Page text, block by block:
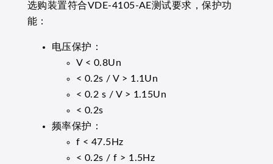
选购装置符合VDE-4105-AE测试要求，保护功
能：
电压保护：
V < 0.8Un
< 0.2s / V > 1.1Un
< 0.2 s / V > 1.15Un
< 0.2s
频率保护：
f < 47.5Hz
< 0.2s / f > 1.5Hz